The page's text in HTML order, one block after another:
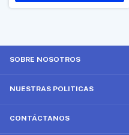
SOBRE NOSOTROS
NUESTRAS POLITICAS
CONTÁCTANOS